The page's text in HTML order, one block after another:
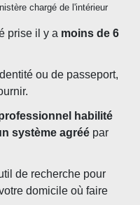
chargé de l'intérieur
prise il y a moins de 6
ou de passeport,
habilité
système agréé par
de recherche pour
domicile où faire